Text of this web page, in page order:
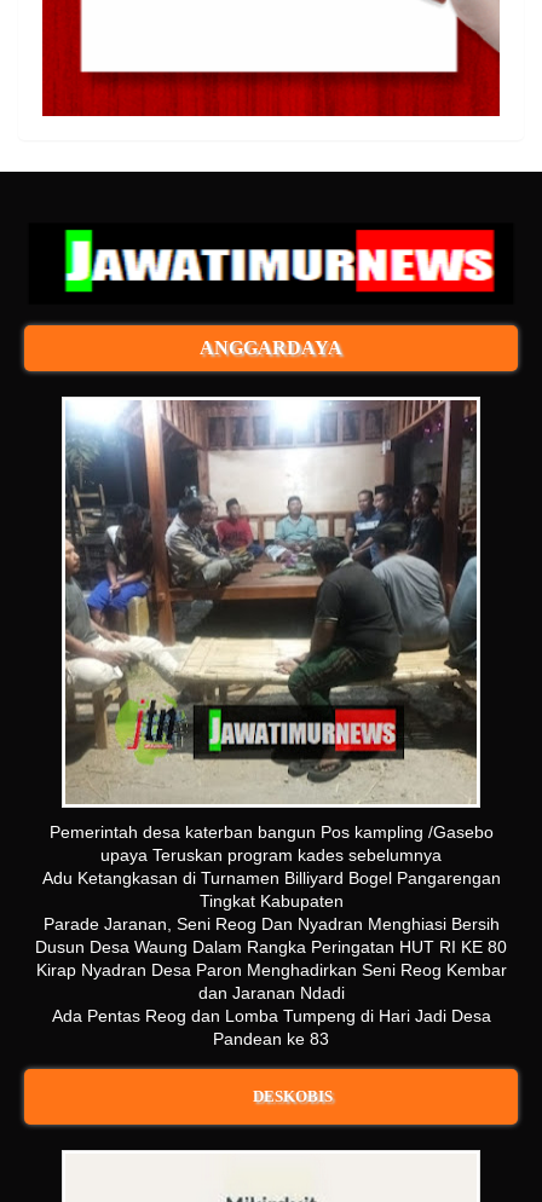
ANGGARDAYA
Pemerintah desa katerban bangun Pos kampling /Gasebo
upaya Teruskan program kades sebelumnya
Adu Ketangkasan di Turnamen Billiyard Bogel Pangarengan
Tingkat Kabupaten
Parade Jaranan, Seni Reog Dan Nyadran Menghiasi Bersih
Dusun Desa Waung Dalam Rangka Peringatan HUT RI KE 80
Kirap Nyadran Desa Paron Menghadirkan Seni Reog Kembar
dan Jaranan Ndadi
Ada Pentas Reog dan Lomba Tumpeng di Hari Jadi Desa
Pandean ke 83
DESKOBIS